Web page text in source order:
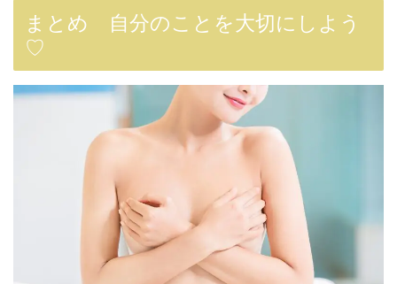
まとめ 自分のことを大切にしよう
♡